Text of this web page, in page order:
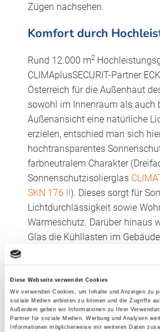
Diese Webseite verwendet Cookies
Wir verwenden Cookies, um Inhalte und Anzeigen zu
soziale Medien anbieten zu können und die Zugriffe
Außerdem geben wir Informationen zu Ihrer
Partner für soziale Medien, Werbung und Analysen
Informationen möglicherweise mit weiteren Daten
Zügen nachsehen.
Komfort durch
Rund 12.000 m2
CLIMAplusSECURIT-Partner
Österreich für die Außenhaut
sowohl im Innenraum als auch
Außenansicht eine natürliche
erzielen, entschied man sich
hochtransparentes
farbneutralem Charakter
Sonnenschutzisolierglas
SKN 176 II ). Dieses sorgt für
Lichtdurchlässigkeit sowie
Wärmeschutz. Darüber hinaus
Glas die Kühllasten im
dazu bei, dass sich die Gäste
sicher fühlen, zumal die
Außen nur durch die Scheiben
Den Gebäudeabschluss bilden